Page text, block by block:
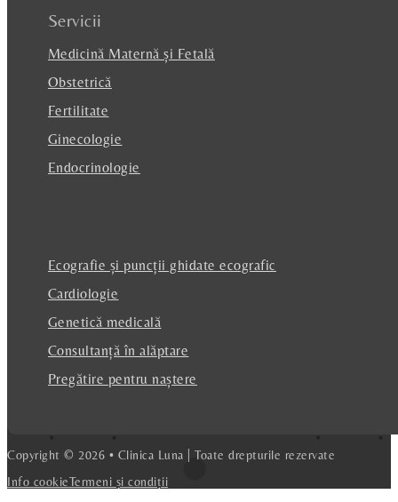
Servicii
Medicină Maternă și Fetală
Obstetrică
Fertilitate
Ginecologie
Endocrinologie
Ecografie și puncții ghidate ecografic
Cardiologie
Genetică medicală
Consultanță în alăptare
Pregătire pentru naștere
Copyright © 2026 • Clinica Luna | Toate drepturile rezervate
Info cookieTermeni și condiții